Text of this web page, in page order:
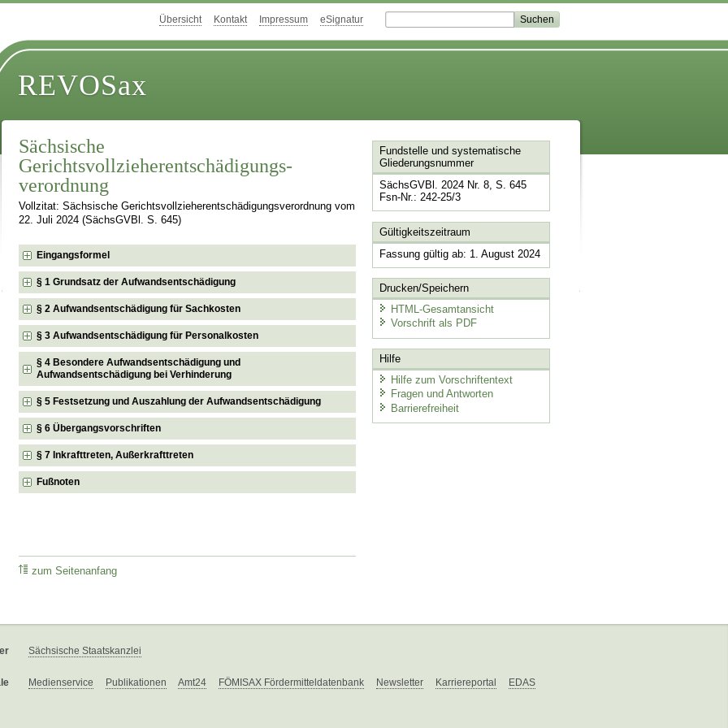
Übersicht Kontakt Impressum eSignatur
REVOSax
Sächsische
Gerichtsvollzieherentschädigungs­
verordnung
Vollzitat: Sächsische Gerichtsvollzieherentschädigungs­verordnung vom
22. Juli 2024 (SächsGVBl. S. 645)
Eingangsformel
§ 1 Grundsatz der Aufwandsentschädigung
§ 2 Aufwandsentschädigung für Sachkosten
§ 3 Aufwandsentschädigung für Personalkosten
§ 4 Besondere Aufwandsentschädigung und
Aufwandsentschädigung bei Verhinderung
§ 5 Festsetzung und Auszahlung der Aufwandsentschädigung
§ 6 Übergangsvorschriften
§ 7 Inkrafttreten, Außerkrafttreten
Fußnoten
zum Seitenanfang
Fundstelle und systematische
Gliederungsnummer
SächsGVBl. 2024 Nr. 8, S. 645
Fsn-Nr.: 242-25/3
Gültigkeitszeitraum
Fassung gültig ab: 1. August 2024
Drucken/Speichern
HTML-Gesamtansicht
Vorschrift als PDF
Hilfe
Hilfe zum Vorschriftentext
Fragen und Antworten
Barrierefreiheit
Sächsische Staatskanzlei
Medienservice Publikationen Amt24 FÖMISAX Fördermitteldatenbank Newsletter Karriereportal EDAS